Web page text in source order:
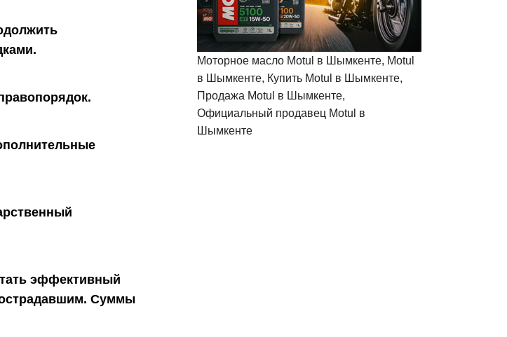
эффективный
Суммы
Моторное масло Motul в Шымкенте, Motul
в Шымкенте, Купить Motul в Шымкенте,
Продажа Motul в Шымкенте,
Официальный продавец Motul в
Шымкенте